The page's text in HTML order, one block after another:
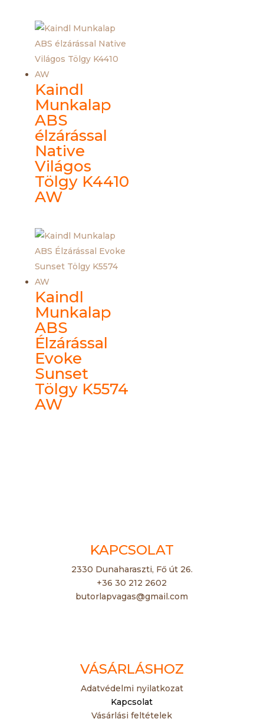
Kaindl
Munkalap
ABS
élzárással
Native
Világos
Tölgy K4410
AW
Kaindl
Munkalap
ABS
Élzárással
Evoke
Sunset
Tölgy K5574
AW
KAPCSOLAT
2330 Dunaharaszti, Fő út 26.
+36 30 212 2602
butorlapvagas@gmail.com
VÁSÁRLÁSHOZ
Adatvédelmi nyilatkozat
Kapcsolat
Vásárlási feltételek